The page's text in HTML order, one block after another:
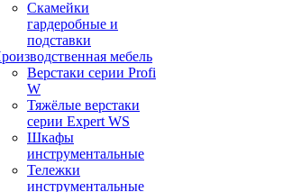
Скамейки
гардеробные и
подставки
мебель
Верстаки серии Profi
W
Тяжёлые верстаки
серии Expert WS
Шкафы
инструментальные
Тележки
инструментальные